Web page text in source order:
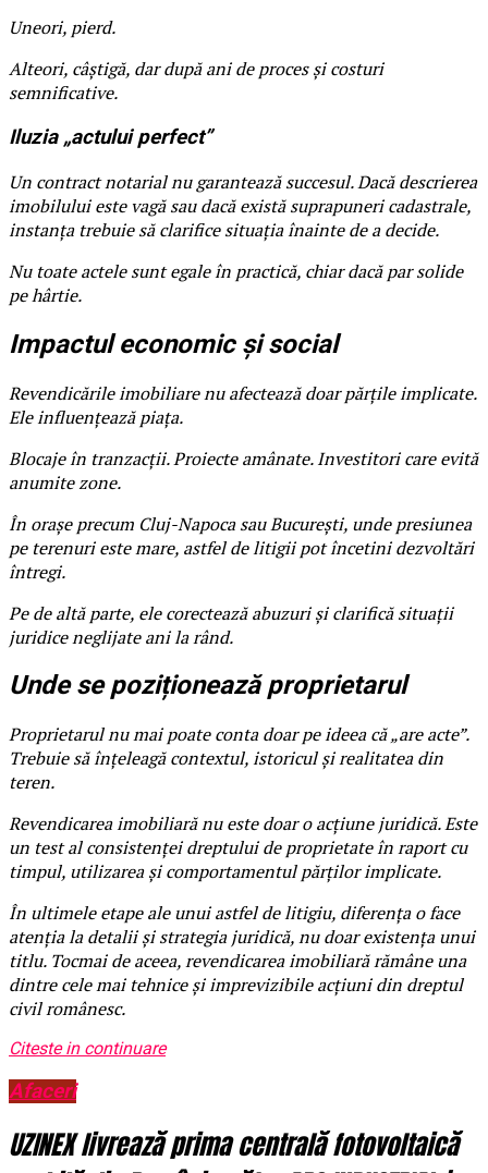
Uneori, pierd.
Alteori, câștigă, dar după ani de proces și costuri
semnificative.
Iluzia „actului perfect”
Un contract notarial nu garantează succesul. Dacă descrierea
imobilului este vagă sau dacă există suprapuneri cadastrale,
instanța trebuie să clarifice situația înainte de a decide.
Nu toate actele sunt egale în practică, chiar dacă par solide
pe hârtie.
Impactul economic și social
Revendicările imobiliare nu afectează doar părțile implicate.
Ele influențează piața.
Blocaje în tranzacții. Proiecte amânate. Investitori care evită
anumite zone.
În orașe precum Cluj-Napoca sau București, unde presiunea
pe terenuri este mare, astfel de litigii pot încetini dezvoltări
întregi.
Pe de altă parte, ele corectează abuzuri și clarifică situații
juridice neglijate ani la rând.
Unde se poziționează proprietarul
Proprietarul nu mai poate conta doar pe ideea că „are acte”.
Trebuie să înțeleagă contextul, istoricul și realitatea din
teren.
Revendicarea imobiliară nu este doar o acțiune juridică. Este
un test al consistenței dreptului de proprietate în raport cu
timpul, utilizarea și comportamentul părților implicate.
În ultimele etape ale unui astfel de litigiu, diferența o face
atenția la detalii și strategia juridică, nu doar existența unui
titlu. Tocmai de aceea, revendicarea imobiliară rămâne una
dintre cele mai tehnice și imprevizibile acțiuni din dreptul
civil românesc.
Citeste in continuare
Afaceri
UZINEX livrează prima centrală fotovoltaică